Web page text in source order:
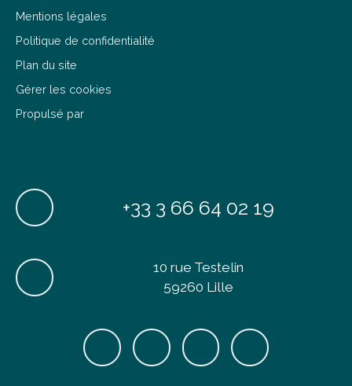
Mentions légales
Politique de confidentialité
Plan du site
Gérer les cookies
Propulsé par
+33 3 66 64 02 19
10 rue Testelin
59260 Lille